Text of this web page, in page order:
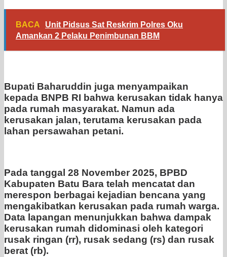
BACA
Unit Pidsus Sat Reskrim Polres Oku
Amankan 2 Pelaku Penimbunan BBM
Bupati Baharuddin juga menyampaikan
kepada BNPB RI bahwa kerusakan tidak hanya
pada rumah masyarakat. Namun ada
kerusakan jalan, terutama kerusakan pada
lahan persawahan petani.
Pada tanggal 28 November 2025, BPBD
Kabupaten Batu Bara telah mencatat dan
merespon berbagai kejadian bencana yang
mengakibatkan kerusakan pada rumah warga.
Data lapangan menunjukkan bahwa dampak
kerusakan rumah didominasi oleh kategori
rusak ringan (rr), rusak sedang (rs) dan rusak
berat (rb).